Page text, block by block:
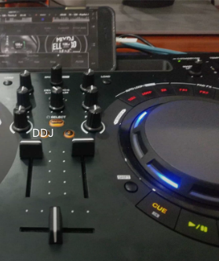
DDJ